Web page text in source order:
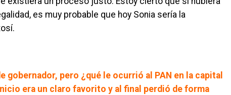
es muy probable que hoy Sonia sería la
gobernador, pero ¿qué le ocurrió al PAN en la capital
era un claro favorito y al final perdió de forma